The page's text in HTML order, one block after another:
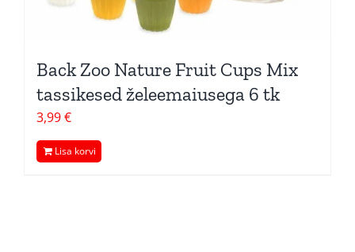
Back Zoo Nature Fruit Cups Mix
tassikesed želeemaiusega 6 tk
3,99€
Lisa korvi